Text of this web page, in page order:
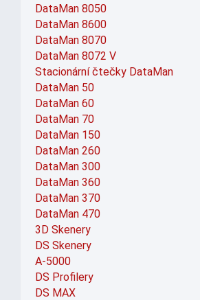
DataMan 8050
DataMan 8600
DataMan 8070
DataMan 8072 V
Stacionární čtečky DataMan
DataMan 50
DataMan 60
DataMan 70
DataMan 150
DataMan 260
DataMan 300
DataMan 360
DataMan 370
DataMan 470
3D Skenery
DS Skenery
A-5000
DS Profilery
DS MAX